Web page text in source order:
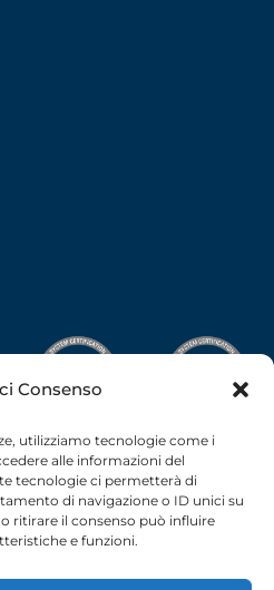
Consenso
utilizziamo tecnologie come i
alle informazioni del
tecnologie ci permetterà di
di navigazione o ID unici su
ritirare il consenso può influire
e funzioni.